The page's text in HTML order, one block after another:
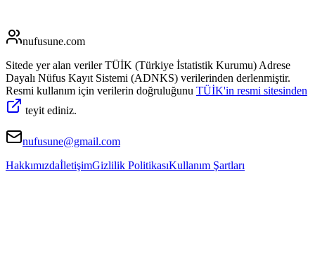
nufusune.com
Sitede yer alan veriler TÜİK (Türkiye İstatistik Kurumu) Adrese
Dayalı Nüfus Kayıt Sistemi (ADNKS) verilerinden derlenmiştir.
Resmi kullanım için verilerin doğruluğunu TÜİK'in resmi sitesinden
teyit ediniz.
nufusune@gmail.com
HakkımızdaİletişimGizlilik PolitikasıKullanım Şartları